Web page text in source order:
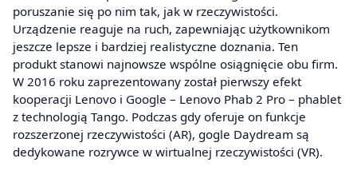
poruszanie się po nim tak, jak w rzeczywistości.
Urządzenie reaguje na ruch, zapewniając użytkownikom
jeszcze lepsze i bardziej realistyczne doznania. Ten
produkt stanowi najnowsze wspólne osiągnięcie obu firm.
W 2016 roku zaprezentowany został pierwszy efekt
kooperacji Lenovo i Google – Lenovo Phab 2 Pro – phablet
z technologią Tango. Podczas gdy oferuje on funkcje
rozszerzonej rzeczywistości (AR), gogle Daydream są
dedykowane rozrywce w wirtualnej rzeczywistości (VR).